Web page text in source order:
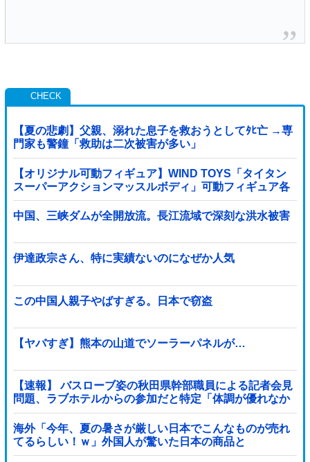
【夏の悲劇】父親、溺れた息子を救おうとしてﾀﾋ亡 →専
門家も警鐘「救助は二次被害が多い」
【オリジナル可動フィギュア】WIND TOYS「タイタン
スーパーアクションマッスルボディ」可動フィギュア各
種【予約開始】
中国、三峡ダムが全開放流。長江流域で深刻な洪水被害
伊達政宗さん、特に実績ないのになぜか人気
この中国人親子やばすぎる。日本で窃盗
【ヤバすぎ】熊本の山道でソーラーパネルが…
【速報】 バスローブ姿の秋田県幹部職員による記者会見
問題、ラブホテルからの参加だと特定「体調が優れなか
ったため...」とは何だったのか
海外「今年、夏の暑さが厳しい日本でこんなものが売れ
てるらしい！ｗ」外国人が驚いた日本の商品と
は・・・？【海外の反応】